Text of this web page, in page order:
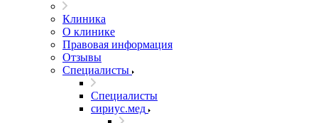
Клиника
О клинике
Правовая информация
Отзывы
Специалисты
Специалисты
сириус.мед